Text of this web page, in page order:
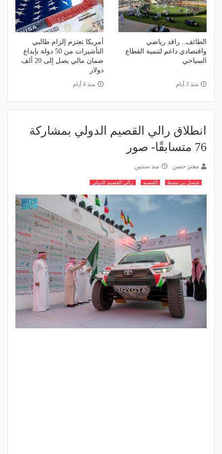
الطائف.. رافد رياضي
واقتصادي داعم لتنمية القطاع
السياحي
منذ 3 أيام
أمريكا تعتزم إلزام طالبي
التأشيرات من 50 دولة بإيداع
ضمان مالي يصل إلى 20 ألف
دولار
منذ 4 أيام
انطلاق رالي القصيم الدولي بمشاركة
76 متسابقًا- صور
معتز حسن منذ سنتين
فيصل بن مشعل القصيم رالي القصيم الدولي